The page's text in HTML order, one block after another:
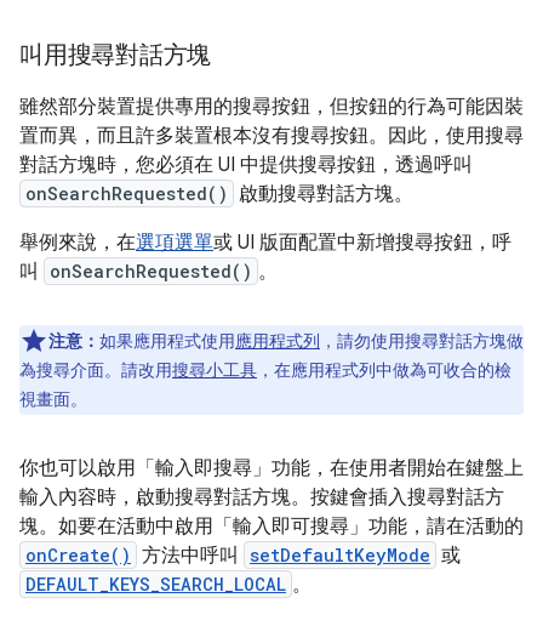
叫用搜尋對話方塊
雖然部分裝置提供專用的搜尋按鈕，但按鈕的行為可能因裝
置而異，而且許多裝置根本沒有搜尋按鈕。因此，使用搜尋
對話方塊時，您必須在 UI 中提供搜尋按鈕，透過呼叫
onSearchRequested() 啟動搜尋對話方塊。
舉例來說，在選項選單或 UI 版面配置中新增搜尋按鈕，呼
叫
onSearchRequested() 。
注意： 如果應用程式使用應用程式列 ，請勿使用搜尋對話方塊做
為搜尋介面。請改用搜尋小工具 ，在應用程式列中做為可收合的檢
視畫面。
你也可以啟用「輸入即搜尋」功能，在使用者開始在鍵盤上
輸入內容時，啟動搜尋對話方塊。按鍵會插入搜尋對話方
塊。如要在活動中啟用「輸入即可搜尋」功能，請在活動的
onCreate() 方法中呼叫 setDefaultKeyMode 或
DEFAULT_KEYS_SEARCH_LOCAL 。